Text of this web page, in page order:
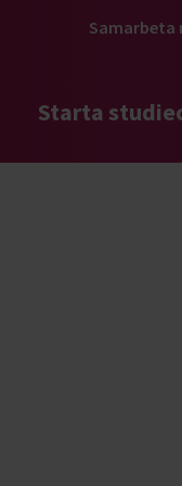
Samarbeta
Starta